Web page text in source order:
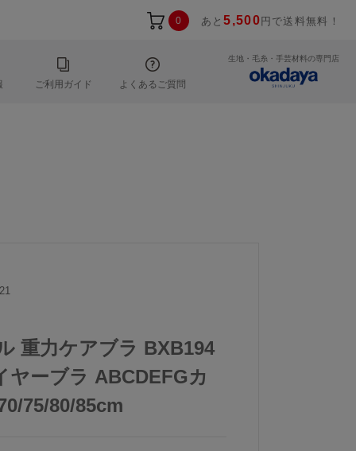
0 あと5,500 円で送料無料！
ご利用ガイド よくあるご質問
生地・毛糸・手芸材料の専門店
重力ケアブラ BXB194
ヤーブラ ABCDEFGカ
75/80/85cm